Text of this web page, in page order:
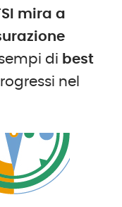
mira a
di best
nel